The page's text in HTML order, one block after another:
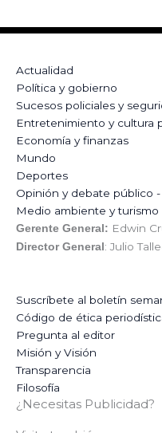
Actualidad
Política y gobierno
Sucesos policiales y
Entretenimiento y cultura
Economía y finanzas
Mundo
Deportes
Opinión y debate público -
Medio ambiente y turismo
Gerente General: Edwin
Director General: Julio
Suscríbete al boletín
Código de ética
Pregunta al editor
Misión y Visión
Transparencia
Filosofía
¿Necesitas Publicidad?